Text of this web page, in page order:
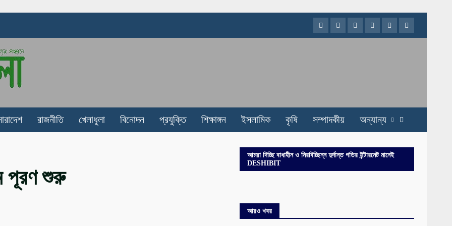
Facebook
TwitterInstagram
Youtube
VK LinkedIn
রাজনীতি খেলাধুলা বিনোদন প্রযুক্তি শিক্ষাঙ্গন ইসলামিক কৃষি সম্পাদকীয় অন্যান্য
পূরণ শুরু
আমরা দিচ্ছি বাধাহীন ও নিরবিচ্ছিন্ন দুর্দান্ত গতির ইন্টারনেট মানেই
DESHIBIT
আরও খবর